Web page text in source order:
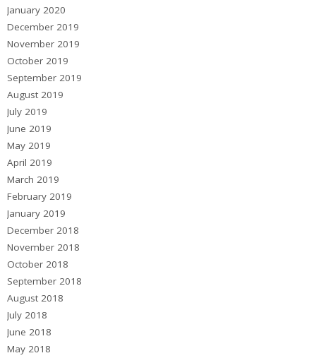
January 2020
December 2019
November 2019
October 2019
September 2019
August 2019
July 2019
June 2019
May 2019
April 2019
March 2019
February 2019
January 2019
December 2018
November 2018
October 2018
September 2018
August 2018
July 2018
June 2018
May 2018